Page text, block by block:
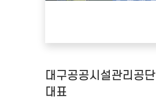
대구공공시설관리공단
대표